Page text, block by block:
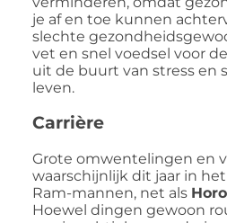
je af en toe kunnen
slechte
vet en snel voedsel voor
uit de buurt van stress en
leven.
Carrière
Grote omwentelingen en
waarschijnlijk dit jaar in
Ram-mannen, net als
Hoewel dingen gewoon